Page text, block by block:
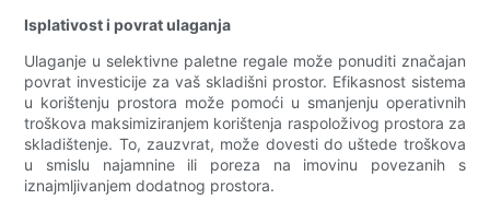
Isplativost i povrat ulaganja
Ulaganje u selektivne paletne regale može ponuditi značajan
povrat investicije za vaš skladišni prostor. Efikasnost sistema
u korištenju prostora može pomoći u smanjenju operativnih
troškova maksimiziranjem korištenja raspoloživog prostora za
skladištenje. To, zauzvrat, može dovesti do uštede troškova
u smislu najamnine ili poreza na imovinu povezanih s
iznajmljivanjem dodatnog prostora.